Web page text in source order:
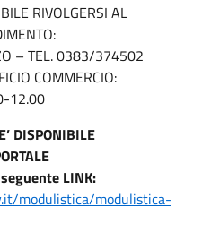
RIVOLGERSI AL
– TEL. 0383/374502
COMMERCIO:
12.00
DISPONIBILE
LINK:
modulistica/modulistica-